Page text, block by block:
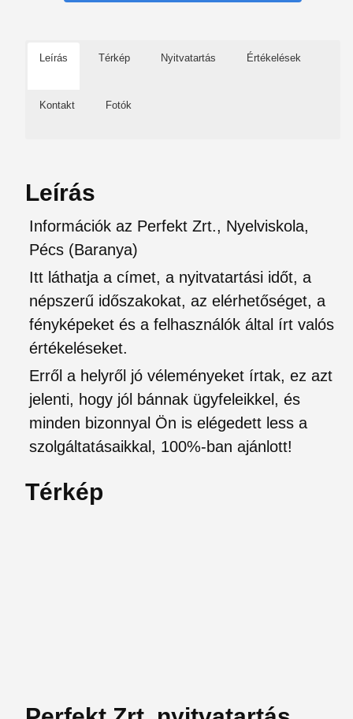
Leírás Térkép Nyitvatartás Értékelések
Kontakt Fotók
Leírás
Információk az Perfekt Zrt., Nyelviskola,
Pécs (Baranya)
Itt láthatja a címet, a nyitvatartási időt, a
népszerű időszakokat, az elérhetőséget, a
fényképeket és a felhasználók által írt valós
értékeléseket.
Erről a helyről jó véleményeket írtak, ez azt
jelenti, hogy jól bánnak ügyfeleikkel, és
minden bizonnyal Ön is elégedett less a
szolgáltatásaikkal, 100%-ban ajánlott!
Térkép